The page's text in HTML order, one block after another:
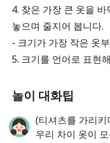
4. 찾은 가장 큰 옷을
놓으며 줄지어 봅니다.
- 크기가 가장 작은 옷
5. 크기를 언어로 표현
놀이 대화팁
(티셔츠를 가리
우리 차이 옷이